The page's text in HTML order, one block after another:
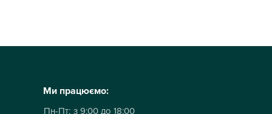
Ми працюємо:
Пн-Пт: з 9:00 до 18:00